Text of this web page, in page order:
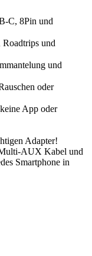
C, 8Pin und
und
und
oder
App oder
Adapter!
AUX Kabel und
Smartphone in